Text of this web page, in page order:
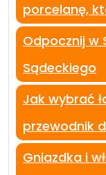
porcelanę,
Odpocznij w
Sądeckiego
Jak wybrać
przewodnik
Gniazdka i